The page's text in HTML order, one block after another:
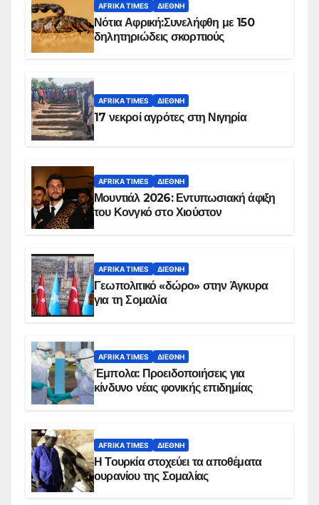
AFRIKA TIMES ΔΙΕΘΝΉ
Νότια Αφρική:Συνελήφθη με 150
δηλητηριώδεις σκορπιούς
AFRIKA TIMES ΔΙΕΘΝΉ
17 νεκροί αγρότες στη Νιγηρία
AFRIKA TIMES ΔΙΕΘΝΉ
Μουντιάλ 2026: Εντυπωσιακή άφιξη
του Κονγκό στο Χιούστον
AFRIKA TIMES ΔΙΕΘΝΉ
Γεωπολιτικό «δώρο» στην Άγκυρα
για τη Σομαλία
AFRIKA TIMES ΔΙΕΘΝΉ
Έμπολα: Προειδοποιήσεις για
κίνδυνο νέας φονικής επιδημίας
AFRIKA TIMES ΔΙΕΘΝΉ
Η Τουρκία στοχεύει τα αποθέματα
ουρανίου της Σομαλίας